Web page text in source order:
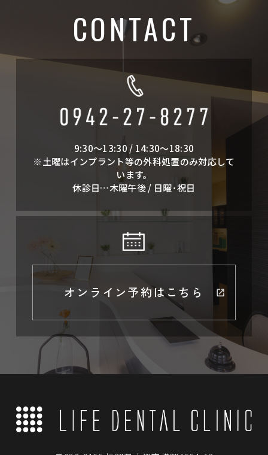
CONTACT
9:30～13:30 / 14:30～18:30
※土曜はインプラント等の外科処置のみ対応して
います。
休診日…木曜午後 / 日曜･祝日
オンライン予約はこちら